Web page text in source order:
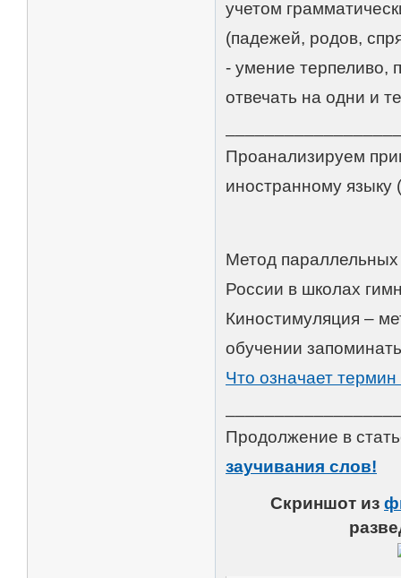
учетом
(падежей, родов,
- умение терпеливо,
отвечать на одни и
Проанализируем
иностранному языку
Метод
России в школах
Киностимуляция –
обучении
Что означает
Продолжение в
заучивания слов!
Скриншот из